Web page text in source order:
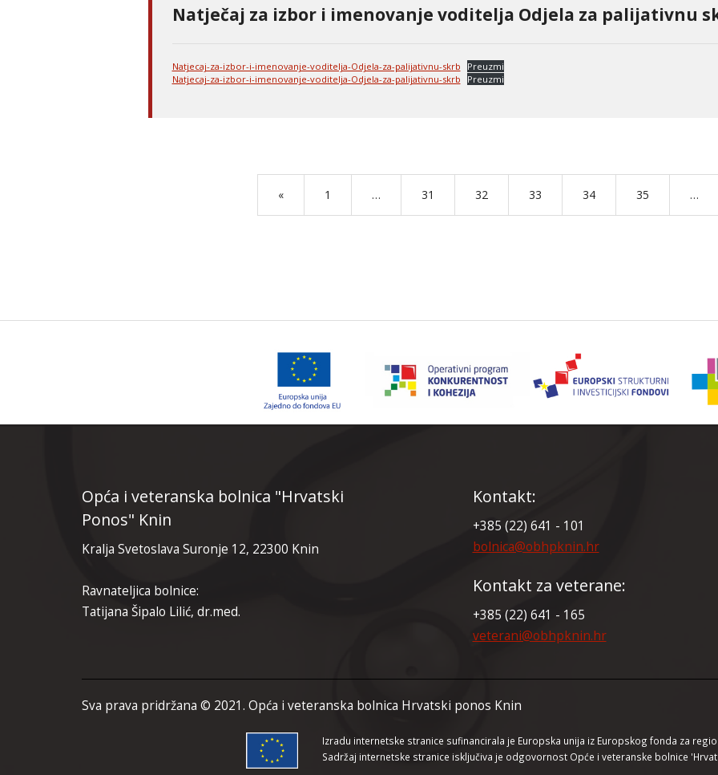
Natječaj za izbor i imenovanje voditelja Odjela za palijativnu
Natjecaj-za-izbor-i-imenovanje-voditelja-Odjela-za-palijativnu-skrb
Preuzmi
Natjecaj-za-izbor-i-imenovanje-voditelja-Odjela-za-palijativnu-skrb
Preuzmi
« 1 … 31 32 33 34 35 …
Opća i veteranska bolnica "Hrvatski
Ponos" Knin
Kralja Svetoslava Suronje 12, 22300 Knin
Ravnateljica bolnice:
Tatijana Šipalo Lilić, dr.med.
Kontakt:
+385 (22) 641 - 101
bolnica@obhpknin.hr
Kontakt za veterane:
+385 (22) 641 - 165
veterani@obhpknin.hr
Sva prava pridržana © 2021. Opća i veteranska bolnica Hrvatski ponos Knin
Izradu internetske stranice sufinancirala je Europska unija iz Europskog fonda za
Sadržaj internetske stranice isključiva je odgovornost Opće i veteranske bolnice